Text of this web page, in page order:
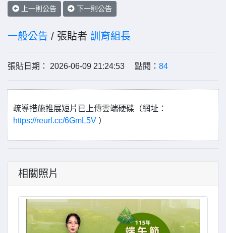
上一則公告 下一則公告
一般公告 / 張貼者 訓育組長
張貼日期： 2026-06-09 21:24:53 點閱： 84
疏導措施推展短片已上傳雲端硬碟（網址：
https://reurl.cc/6GmL5V ）
相關照片